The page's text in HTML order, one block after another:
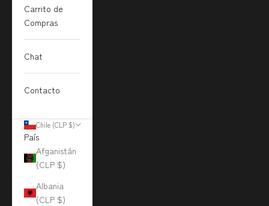
Carrito de
Compras
Chat
Contacto
Chile (CLP $)
País
Afganistán
(CLP $)
Albania
(CLP $)